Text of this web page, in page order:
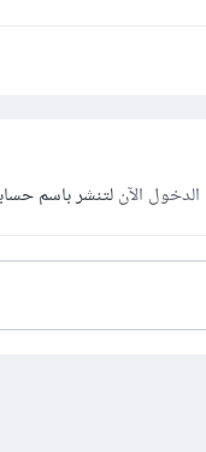
الآنلتنشر باسم